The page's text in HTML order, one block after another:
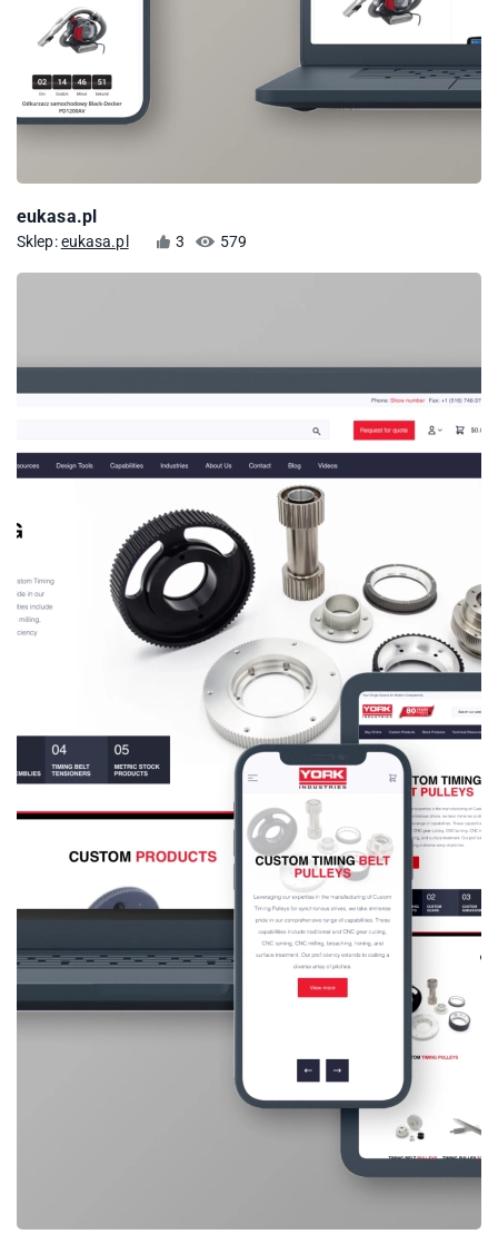
eukasa.pl
Sklep:eukasa.pl 3 579